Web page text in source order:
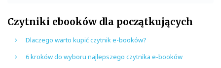
Czytniki ebooków dla początkujących
Dlaczego warto kupić czytnik e-booków?
6 kroków do wyboru najlepszego czytnika e-booków